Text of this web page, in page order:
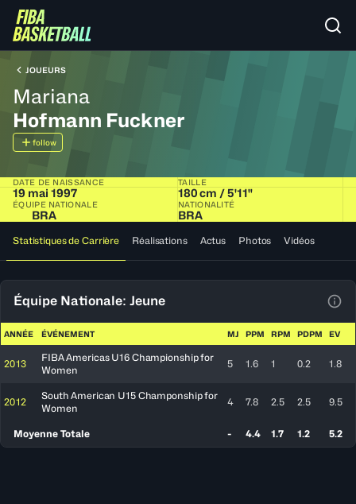
JOUEURS
Mariana
Hofmann Fuckner
follow
DATE DE NAISSANCE
19 mai 1997
TAILLE
180 cm / 5'11"
ÉQUIPE NATIONALE
BRA
NATIONALITÉ
BRA
Statistiques de Carrière Réalisations Actus Photos Vidéos
Équipe Nationale: Jeune
ANNÉE ÉVÉNEMENT MJ PPM RPM PDPM EV
2013
FIBA Americas U16 Championship for
Women
5 1.6 1 0.2 1.8
2012
South American U15 Champonship for
Women
4 7.8 2.5 2.5 9.5
Moyenne Totale - 4.4 1.7 1.2 5.2